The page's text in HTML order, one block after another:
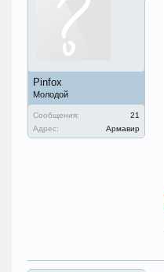
Pinfox
Молодой
Сообщения:
21
Адрес:
Армавир